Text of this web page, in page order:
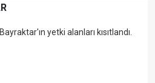
yetki alanları kısıtlandı.